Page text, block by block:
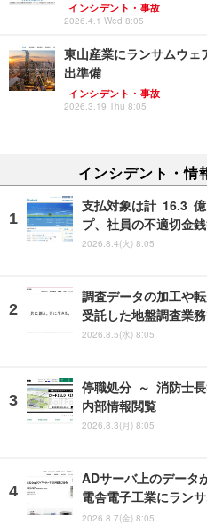
インシデント・事故
2026.4.1 Wed 8:05
東山産業にランサムウェ
出準備
インシデント・事故
2026.3.19 Thu 8:05
インシデント・情
支払対象は計 16.3
プ、社員の不適切金
2026.8.4(火) 8:05
調査データの加工や
受託した地盤調査業
2026.8.5(水) 8:05
停職処分 ～ 消防士
内部情報閲覧
2026.8.3(月) 8:05
ADサーバ上のデータ
電舎電子工業にラン
2026.8.7(金) 8:05